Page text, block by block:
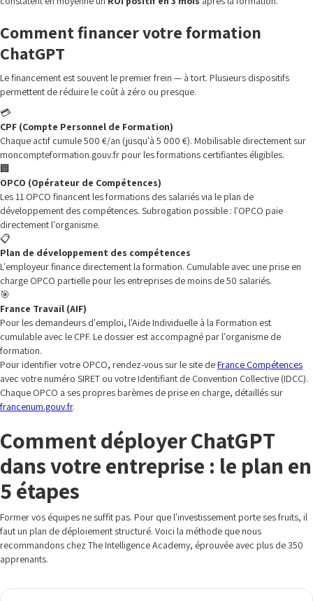
Comment financer votre formation
ChatGPT
Le financement est souvent le premier frein — à tort. Plusieurs dispositifs
permettent de réduire le coût à zéro ou presque.
💳
CPF (Compte Personnel de Formation)
Chaque actif cumule 500 €/an (jusqu'à 5 000 €). Mobilisable directement sur
moncompteformation.gouv.fr pour les formations certifiantes éligibles.
🏢
OPCO (Opérateur de Compétences)
Les 11 OPCO financent les formations des salariés via le plan de
développement des compétences. Subrogation possible : l'OPCO paie
directement l'organisme.
📋
Plan de développement des compétences
L'employeur finance directement la formation. Cumulable avec une prise en
charge OPCO partielle pour les entreprises de moins de 50 salariés.
🎯
France Travail (AIF)
Pour les demandeurs d'emploi, l'Aide Individuelle à la Formation est
cumulable avec le CPF. Le dossier est accompagné par l'organisme de
formation.
Pour identifier votre OPCO, rendez-vous sur le site deFrance Compétences
avec votre numéro SIRET ou votre Identifiant de Convention Collective (IDCC).
Chaque OPCO a ses propres barèmes de prise en charge, détaillés sur
francenum.gouv.fr.
Comment déployer ChatGPT
dans votre entreprise : le plan en
5 étapes
Former vos équipes ne suffit pas. Pour que l'investissement porte ses fruits, il
faut un plan de déploiement structuré. Voici la méthode que nous
recommandons chez The Intelligence Academy, éprouvée avec plus de 350
apprenants.